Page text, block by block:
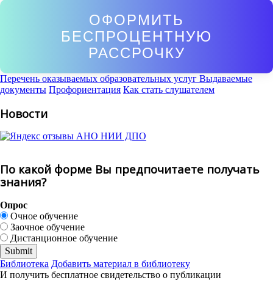
ОФОРМИТЬ
БЕСПРОЦЕНТНУЮ
РАССРОЧКУ
Перечень оказываемых образовательных услуг Выдаваемые
документы Профориентация Как стать слушателем
Новости
По какой форме Вы предпочитаете получать
знания?
Опрос
Очное обучение
Заочное обучение
Дистанционное обучение
Библиотека Добавить материал в библиотеку
И получить бесплатное свидетельство о публикации